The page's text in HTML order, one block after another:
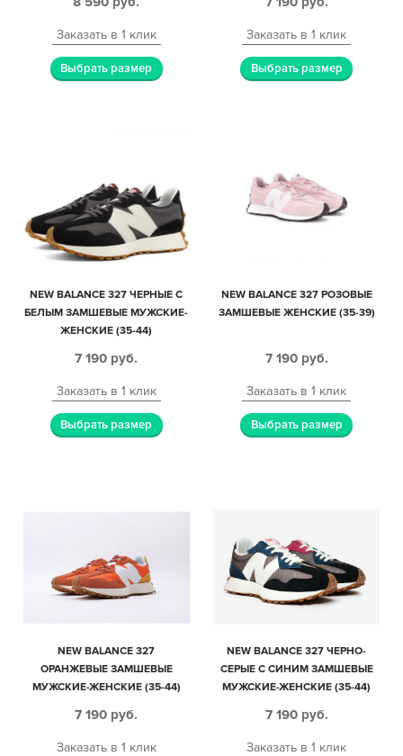
Заказать в 1 клик
Выбрать размер
Заказать в 1 клик
Выбрать размер
NEW BALANCE 327 ЧЕРНЫЕ С
БЕЛЫМ ЗАМШЕВЫЕ МУЖСКИЕ-
ЖЕНСКИЕ (35-44)
7 190 руб.
Заказать в 1 клик
Выбрать размер
NEW BALANCE 327 РОЗОВЫЕ
ЗАМШЕВЫЕ ЖЕНСКИЕ (35-39)
7 190 руб.
Заказать в 1 клик
Выбрать размер
NEW BALANCE 327
ОРАНЖЕВЫЕ ЗАМШЕВЫЕ
МУЖСКИЕ-ЖЕНСКИЕ (35-44)
7 190 руб.
Заказать в 1 клик
NEW BALANCE 327 ЧЕРНО-
СЕРЫЕ С СИНИМ ЗАМШЕВЫЕ
МУЖСКИЕ-ЖЕНСКИЕ (35-44)
7 190 руб.
Заказать в 1 клик